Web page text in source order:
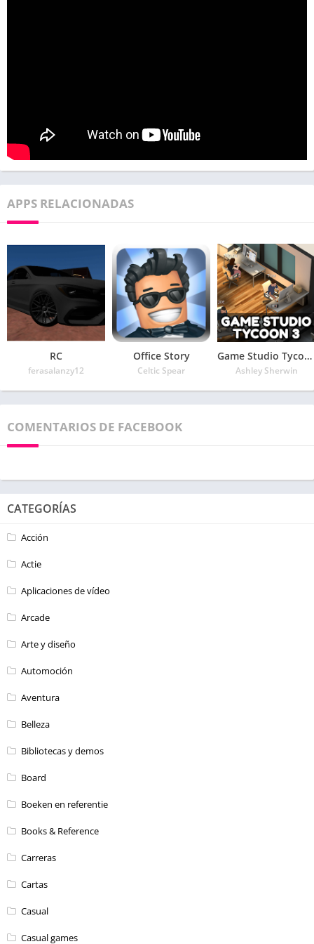
APPS RELACIONADAS
RC
ferasalanzy12
Office Story
Celtic Spear
Game Studio Tycoon 3
Ashley Sherwin
COMENTARIOS DE FACEBOOK
CATEGORÍAS
Acción
Actie
Aplicaciones de vídeo
Arcade
Arte y diseño
Automoción
Aventura
Belleza
Bibliotecas y demos
Board
Boeken en referentie
Books & Reference
Carreras
Cartas
Casual
Casual games